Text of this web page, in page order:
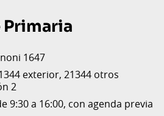
1647
exterior, 21344 otros
2
9:30 a 16:00, con agenda previa